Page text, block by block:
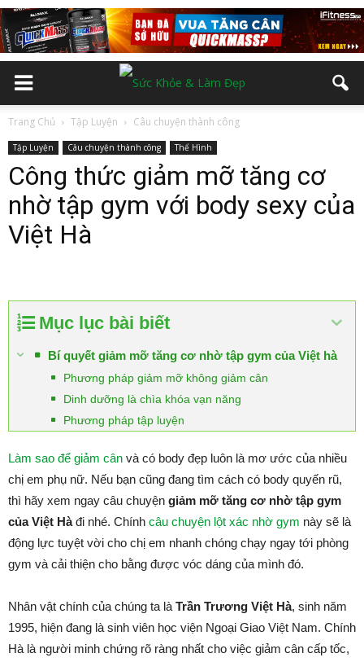
Trang Chủ Tập Luyện Câu chuyện thành công
Tập Luyện Câu chuyện thành công Thể Hình
Công thức giảm mỡ tăng cơ
nhờ tập gym với body sexy của
Việt Hà
Mục lục bài biết
Bí quyết giảm mỡ tăng cơ nhờ tập gym của Việt hà
Phương pháp giảm mỡ không giảm cân
Dinh dưỡng là chìa khóa vạn năng
Phương pháp tập luyện
Làm sao để giảm cân và có body đẹp luôn là mơ ước của nhiều
chị em phụ nữ. Nếu bạn cũng đang tìm cách có body quyến rũ,
thì hãy xem ngay câu chuyện giảm mỡ tăng cơ nhờ tập gym
của Việt Hàđi nhé. Chính câu chuyện lột xác nhờ gym này sẽ là
động lực tuyệt vời cho chị em nhanh chóng chạy ngay tới phòng
gym và cải thiện cho bằng được vóc dáng của mình đó.
Nhân vật chính của chúng ta là Trần Trương Việt Hà, sinh năm
1995, hiện đang là sinh viên học viện Ngoại Giao Việt Nam. Chính
Hà là người minh chứng rõ ràng nhất cho việc giảm cân cấp tốc,